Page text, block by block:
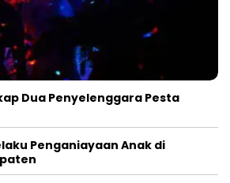
Dua Penyelenggara Pesta
Penganiayaan Anak di